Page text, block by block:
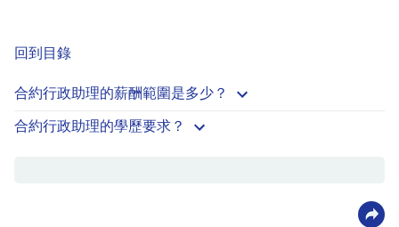
回到目錄
合約行政助理的薪酬範圍是多少？
合約行政助理的學歷要求？